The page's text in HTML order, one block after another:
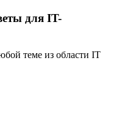
для IT-
теме из области IT